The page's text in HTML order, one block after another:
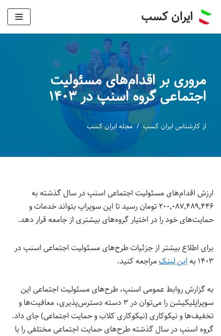
پرش
ایران کسب
مروری بر اقدام‌های مسئولیت
اجتماعی گروه اسنپ در ۱۴۰۳
از کارشناس ایران کسب مجله ایران کسب
ارزش اقدام‌های مسئولیت اجتماعی اسنپ در سال گذشته به
۲۰۰٬۰۸۷٬۴۸۹٬۴۴۶ تومان رسید تا این سوپراپ بتواند خدمات و
حمایت‌های خود را در اختیار گروه‌های بیشتری از جامعه قرار دهد.
برای اطلاع بیشتر از جزئیات طرح‌های مسئولیت اجتماعی اسنپ در
۱۴۰۳ به
اینلینک مراجعه کنید.
به گزارش روابط عمومی اسنپ، طرح‌های مسئولیت اجتماعی این
سوپراپلیکیشن را می‌توان در ۳ دسته دسترس‌پذیری، معافیت‌ها و
تخفیف‌ها و نیکوکاری (نیکوکاری کلاب و حمایت اجتماعی) جای داد.
گروه اسنپ در سال گذشته طرح‌های حمایت اجتماعی مختلفی را با